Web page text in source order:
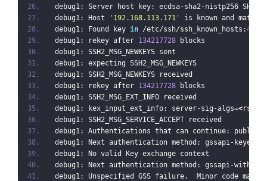
debug1: Server host key: ecdsa-sha2-nistp256
debug1: Host
'192.168.113.171'
is known and
debug1: Found key in /etc/ssh/ssh_known_hosts:4
debug1: rekey after 134217728 blocks
debug1: SSH2_MSG_NEWKEYS sent
debug1: expecting SSH2_MSG_NEWKEYS
debug1: SSH2_MSG_NEWKEYS received
debug1: rekey after 134217728 blocks
debug1: SSH2_MSG_EXT_INFO received
debug1: kex_input_ext_info: server-sig-algs=<rsa-
debug1: SSH2_MSG_SERVICE_ACCEPT received
debug1: Authentications that can continue:
debug1: Next authentication method: gssapi-keyex
debug1: No valid Key exchange context
debug1: Next authentication method: gssapi-with-mic
debug1: Unspecified GSS failure.  Minor code may